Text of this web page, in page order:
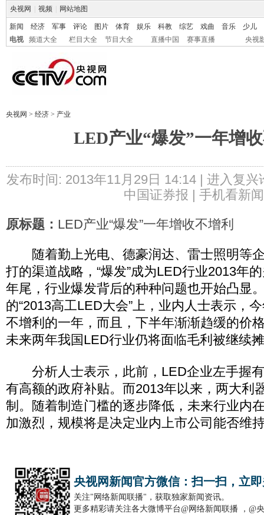
央视网 视频 网站地图
新闻 经济 军事 评论 图片 体育 娱乐 科教 综艺 戏曲 音乐
少儿
电视
频道大全 栏目大全 节目大全 直播中国 赛事直播 央视
央视网 > 经济 > 产业
LED产业“爆发”一年增
发布时间: 2013年11月29日 14:14 | 进入复兴
中国证券报 | 手机看新闻
原标题： LED产业“爆发”一年增收不增利
随着勤上光电、德豪润达、雷士照明等
打的渠道战略，“爆发”成为LED行业2013年
年尾，行业爆发背后的种种问题也开始凸显
的“2013高工LED大会”上，业内人士表示，
不增利的一年，而且，下半年渐渐趋缓的价
未来两年我国LED行业仍将面临毛利被继续
分析人士表示，此前，LED企业左手握有
有高额的政府补贴。而2013年以来，两大利
制。随着制造门槛的逐步降低，未来行业内
加激烈，规模将是决定业内上市公司能否维
央视网新闻官方微信：扫一扫，立
关注"网络新闻联播"，获取独家新闻资讯。
更多精彩请关注各大微博平台@网络新闻联播 ，@